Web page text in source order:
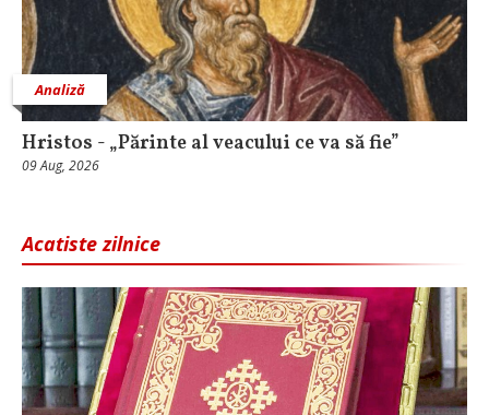
Analiză
Hristos - „Părinte al veacului ce va să fie”
09 Aug, 2026
Acatiste zilnice